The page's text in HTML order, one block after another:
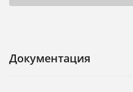
Документация